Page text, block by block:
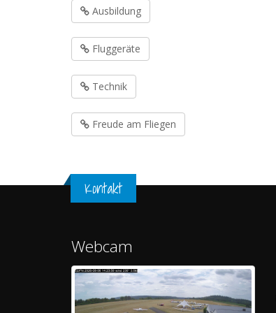
Ausbildung
Fluggeräte
Technik
Freude am Fliegen
Kontakt
Webcam